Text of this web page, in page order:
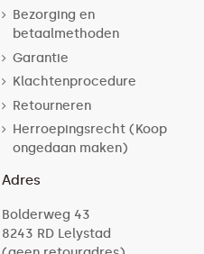
Bezorging en
betaalmethoden
Garantie
Klachtenprocedure
Retourneren
Herroepingsrecht (Koop
ongedaan maken)
Adres
Bolderweg 43
8243 RD Lelystad